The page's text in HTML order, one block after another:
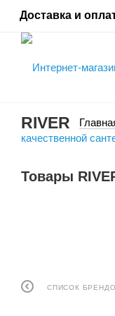
Доставка и
RIVER
Товары
СПИСОК